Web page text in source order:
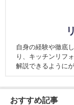
自身の経験や徹底
り、キッチンリフ
解説できるように
おすすめ記事